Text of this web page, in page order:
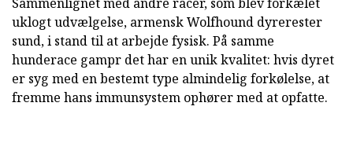
uklogt udvælgelse, armensk Wolfhound dyrerester
sund, i stand til at arbejde fysisk. På samme
hunderace gampr det har en unik kvalitet: hvis dyret
er syg med en bestemt type almindelig forkølelse, at
fremme hans immunsystem ophører med at opfatte.